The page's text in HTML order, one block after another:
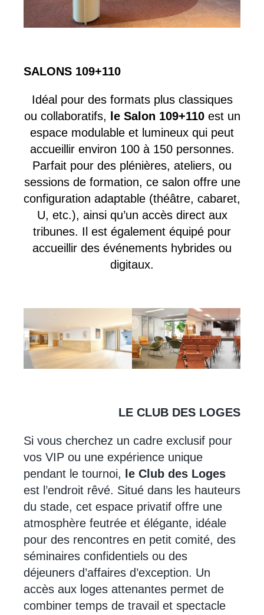
SALONS 109+110
Idéal pour des formats plus classiques
ou collaboratifs,
le Salon 109+110est un
espace modulable et lumineux qui peut
accueillir environ 100 à 150 personnes.
Parfait pour des plénières, ateliers, ou
sessions de formation, ce salon offre une
configuration adaptable (théâtre, cabaret,
U, etc.), ainsi qu’un accès direct aux
tribunes. Il est également équipé pour
accueillir des événements hybrides ou
digitaux.
LE CLUB DES LOGES
Si vous cherchez un cadre exclusif pour
vos VIP ou une expérience unique
pendant le tournoi,
le Club des Loges
est l’endroit rêvé. Situé dans les hauteurs
du stade, cet espace privatif offre une
atmosphère feutrée et élégante, idéale
pour des rencontres en petit comité, des
séminaires confidentiels ou des
déjeuners d’affaires d’exception. Un
accès aux loges attenantes permet de
combiner temps de travail et spectacle